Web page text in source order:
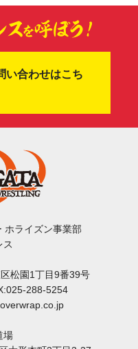
い合わせはこち
ホライズン事業部
ス
松園1丁目9番39号
288-5254
場